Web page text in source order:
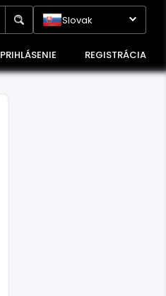
Slovak
PRIHLÁSENIE REGISTRÁCIA